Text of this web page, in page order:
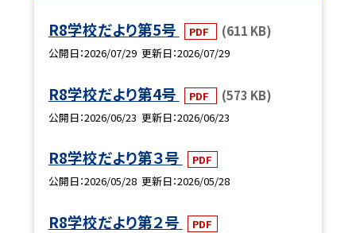
R8学校だより第5号 PDF (611 KB)
公開日 2026/07/29 更新日 2026/07/29
R8学校だより第4号 PDF (573 KB)
公開日 2026/06/23 更新日 2026/06/23
R8学校だより第３号
PDF
公開日 2026/05/28 更新日 2026/05/28
R8学校だより第２号
PDF